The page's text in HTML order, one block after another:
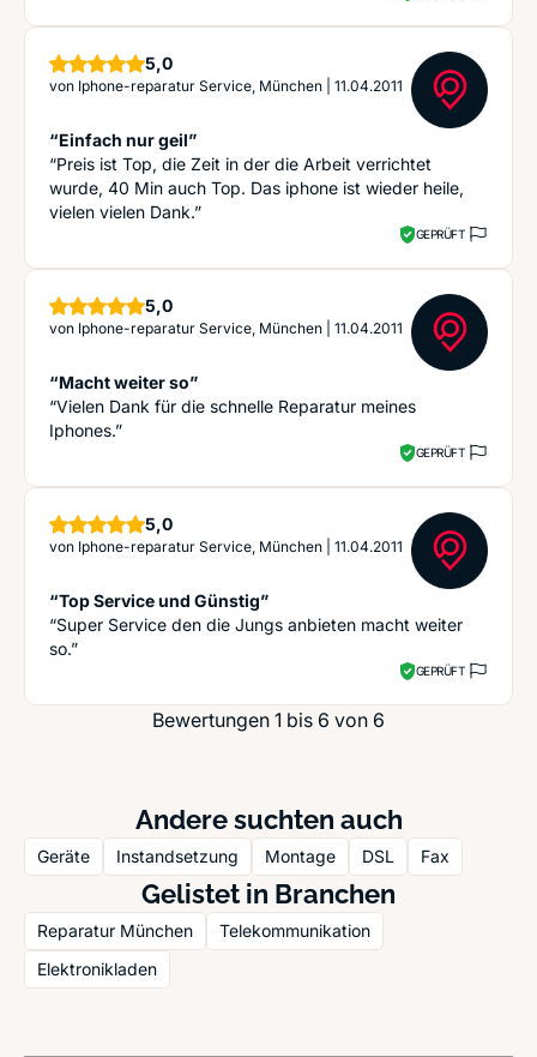
5,0Sterne
von Iphone-reparatur Service, München 11.04.2011
“Einfach nur geil”
“Preis ist Top, die Zeit in der die Arbeit verrichtet
wurde, 40 Min auch Top. Das iphone ist wieder heile,
vielen vielen Dank.”
GEPRÜFT
5,0Sterne
von Iphone-reparatur Service, München 11.04.2011
“Macht weiter so”
“Vielen Dank für die schnelle Reparatur meines
Iphones.”
GEPRÜFT
5,0Sterne
von Iphone-reparatur Service, München 11.04.2011
“Top Service und Günstig”
“Super Service den die Jungs anbieten macht weiter
so.”
GEPRÜFT
Bewertungen 1 bis 6 von 6
Andere suchten auch
Geräte Instandsetzung Montage DSL Fax
Gelistet in Branchen
Reparatur München
Telekommunikation
Elektronikladen